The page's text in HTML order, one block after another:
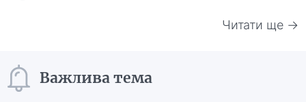
Читати ще →
Важлива тема